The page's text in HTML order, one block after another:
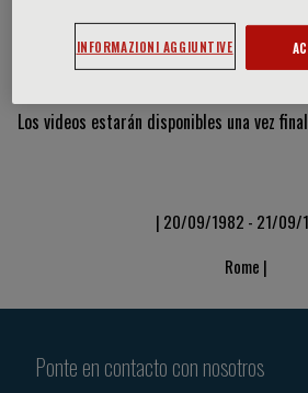
Vídeos y diapositivas
Los videos estarán disponibles una vez
| 20/09/1982 - 21/09/
Rome |
Ponte en contacto con nosotros
INFORMAZIONI AGGIUNTIVE